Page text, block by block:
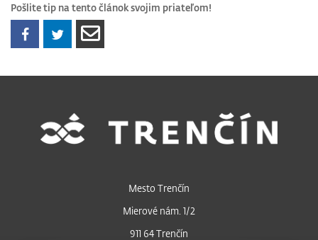
Pošlite tip na tento článok svojim priateľom!
Mesto Trenčín
Mierové nám. 1/2
911 64 Trenčín